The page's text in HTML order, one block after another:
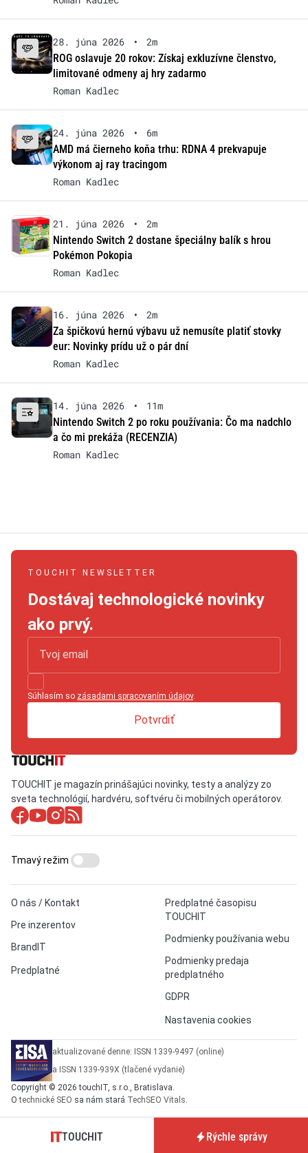
28. júna 2026 •
2m
ROG oslavuje 20 rokov: Získaj exkluzívne členstvo,
limitované odmeny aj hry zadarmo
Roman Kadlec
24. júna 2026 •
6m
AMD má čierneho koňa trhu: RDNA 4 prekvapuje
výkonom aj ray tracingom
Roman Kadlec
21. júna 2026 •
2m
Nintendo Switch 2 dostane špeciálny balík s hrou
Pokémon Pokopia
Roman Kadlec
16. júna 2026 •
2m
Za špičkovú hernú výbavu už nemusíte platiť stovky
eur: Novinky prídu už o pár dní
Roman Kadlec
14. júna 2026 •
11m
Nintendo Switch 2 po roku používania: Čo ma nadchlo
a čo mi prekáža (RECENZIA)
Roman Kadlec
TOUCHIT NEWSLETTER
Dostávaj technologické novinky
ako prvý.
Súhlasím so zásadami spracovaním údajov.
Potvrdiť
TOUCHIT je magazín prinášajúci novinky, testy a analýzy zo
sveta technológií, hardvéru, softvéru či mobilných operátorov.
O nás / Kontakt
Pre inzerentov
BrandIT
Predplatné
Predplatné časopisu
TOUCHIT
Podmienky používania webu
Podmienky predaja
predplatného
GDPR
Nastavenia cookies
Tmavý režim
aktualizované denne: ISSN 1339-9497 (online)
a ISSN 1339-939X (tlačené vydanie)
Copyright © 2026 touchIT, s.r.o., Bratislava.
Otechnické SEO sa nám stará TechSEO Vitals.
TOUCHIT Rýchle správy